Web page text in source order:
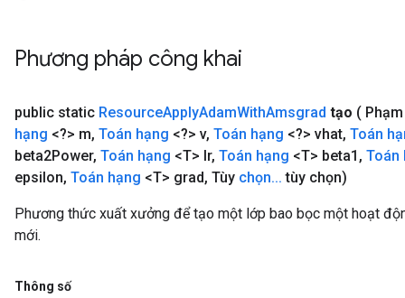
Phương pháp công khai
public static ResourceApplyAdamWithAmsgrad tạo (
hạng <?> m, Toán hạng <?> v, Toán hạng <?> vhat, Toán
beta2Power, Toán hạng <T> lr, Toán hạng <T> beta1 , Toán
epsilon, Toán hạng <T> grad, Tùy chọn... tùy chọn)
Phương thức xuất xưởng để tạo một lớp bao bọc một hoạt
mới.
Thông số